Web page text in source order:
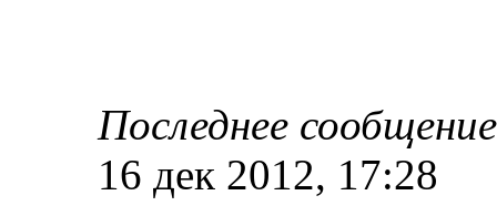
Последнее
16 дек 2012, 17:28